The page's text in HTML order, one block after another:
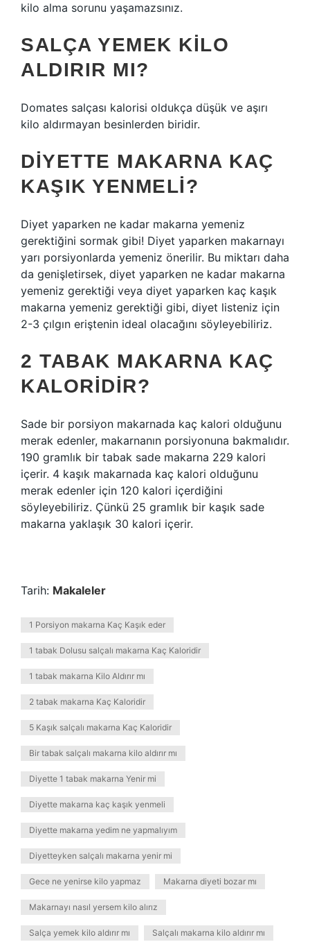
kilo alma sorunu yaşamazsınız.
SALÇA YEMEK KILO
ALDIRIR MI?
Domates salçası kalorisi oldukça düşük ve aşırı
kilo aldırmayan besinlerden biridir.
DIYETTE MAKARNA KAÇ
KAŞIK YENMELI?
Diyet yaparken ne kadar makarna yemeniz
gerektiğini sormak gibi! Diyet yaparken makarnayı
yarı porsiyonlarda yemeniz önerilir. Bu miktarı daha
da genişletirsek, diyet yaparken ne kadar makarna
yemeniz gerektiği veya diyet yaparken kaç kaşık
makarna yemeniz gerektiği gibi, diyet listeniz için
2-3 çılgın eriştenin ideal olacağını söyleyebiliriz.
2 TABAK MAKARNA KAÇ
KALORIDIR?
Sade bir porsiyon makarnada kaç kalori olduğunu
merak edenler, makarnanın porsiyonuna bakmalıdır.
190 gramlık bir tabak sade makarna 229 kalori
içerir. 4 kaşık makarnada kaç kalori olduğunu
merak edenler için 120 kalori içerdiğini
söyleyebiliriz. Çünkü 25 gramlık bir kaşık sade
makarna yaklaşık 30 kalori içerir.
Tarih: Makaleler
1 Porsiyon makarna Kaç Kaşık eder
1 tabak Dolusu salçalı makarna Kaç Kaloridir
1 tabak makarna Kilo Aldırır mı
2 tabak makarna Kaç Kaloridir
5 Kaşık salçalı makarna Kaç Kaloridir
Bir tabak salçalı makarna kilo aldırır mı
Diyette 1 tabak makarna Yenir mi
Diyette makarna kaç kaşık yenmeli
Diyette makarna yedim ne yapmalıyım
Diyetteyken salçalı makarna yenir mi
Gece ne yenirse kilo yapmaz Makarna diyeti bozar mı
Makarnayı nasıl yersem kilo alırız
Salça yemek kilo aldırır mı Salçalı makarna kilo aldırır mı